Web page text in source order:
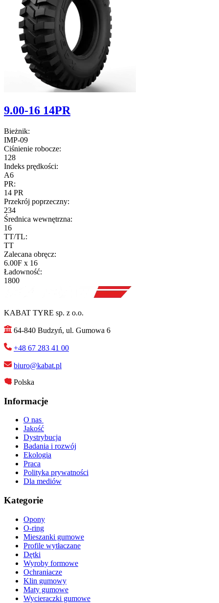
9.00-16 14PR
Bieżnik:
IMP-09
Ciśnienie robocze:
128
Indeks prędkości:
A6
PR:
14 PR
Przekrój poprzeczny:
234
Średnica wewnętrzna:
16
TT/TL:
TT
Zalecana obręcz:
6.00F x 16
Ładowność:
1800
KABAT TYRE sp. z o.o.
64-840 Budzyń, ul. Gumowa 6
+48 67 283 41 00
biuro@kabat.pl
Polska
Informacje
O nas
Jakość
Dystrybucja
Badania i rozwój
Ekologia
Praca
Polityka prywatności
Dla mediów
Kategorie
Opony
O-ring
Mieszanki gumowe
Profile wytłaczane
Dętki
Wyroby formowe
Ochraniacze
Klin gumowy
Maty gumowe
Wycieraczki gumowe